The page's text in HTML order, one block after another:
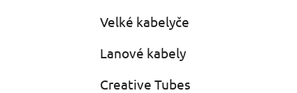
Velké kabelyče
Lanové kabely
Creative Tubes